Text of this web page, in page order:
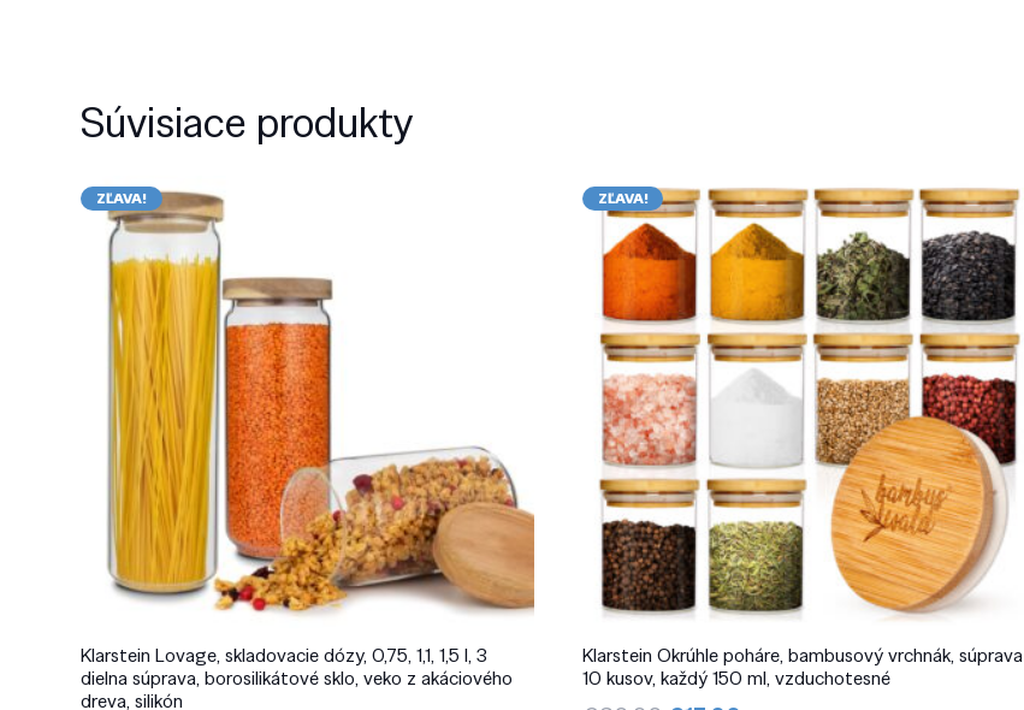
Súvisiace produkty
ZĽAVA!
Klarstein Lovage, skladovacie dózy, 0,75, 1,1, 1,5 l, 3
dielna súprava, borosilikátové sklo, veko z akáciového
dreva, silikón
ZĽAVA!
Klarstein Okrúhle poháre, bambusový vrchnák, súprava
10 kusov, každý 150 ml, vzduchotesné